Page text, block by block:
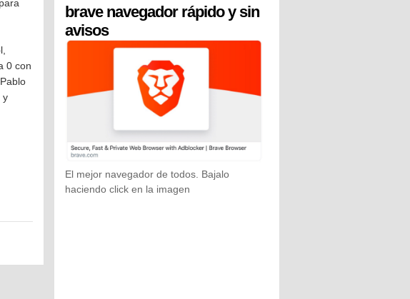
0 con
y
brave navegador rápido y sin
avisos
El mejor navegador de todos. Bajalo
haciendo click en la imagen